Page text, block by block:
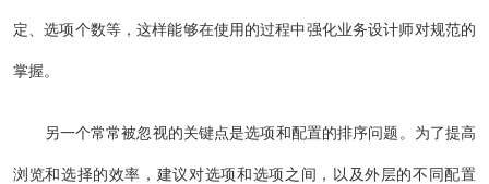
定、选项个数等，这样能够在使用的过程中强化业务设计师对规范的
掌握。
另一个常常被忽视的关键点是选项和配置的排序问题。为了提高
浏览和选择的效率，建议对选项和选项之间，以及外层的不同配置